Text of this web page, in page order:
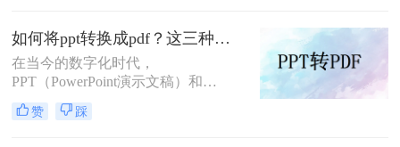
享、打印或确保在不同设备上的一致
显示。那么电脑上ppt怎么转pdf文件
呢？本文将详细介绍在电脑上将PPT
转换为PDF文件的多种方法，帮助用
户轻松完成这一任务。
如何将ppt转换成pdf？这三种转换方法你该学会！
在当今的数字化时代，
PPT（PowerPoint演示文稿）和
PDF（Portable Document Format，可
移植文档格式）是两种广泛使用的文
赞 踩